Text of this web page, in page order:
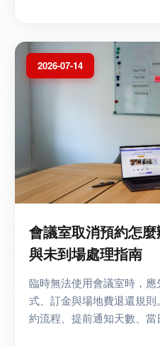
2026-07-14
會議室取消預約怎
與未到場處理指南
臨時無法使用會議室時，
式、訂金與場地費退還規
約流程、提前通知天數、